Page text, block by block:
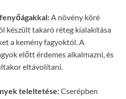
A növény köré
készült takaró réteg kialakítása
a kemény fagyoktól. A
előtt érdemes alkalmazni, és
eltávolítani.
teleltetése:Cserépben